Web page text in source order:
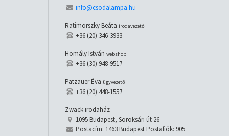
info@csodalampa.hu
Ratimorszky Beáta irodavezető
+36 (20) 346-3933
Homály István webshop
+36 (30) 948-9517
Patzauer Éva ügyvezető
+36 (20) 448-1557
Zwack irodaház
1095 Budapest, Soroksári út 26
Postacím: 1463 Budapest Postafiók: 905